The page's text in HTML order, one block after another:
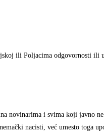
ili Poljacima odgovornosti ili
novinarima i svima koji javno
nacisti, već umesto toga